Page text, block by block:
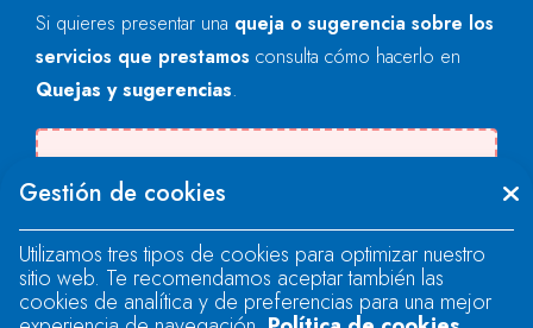
Si quieres presentar una queja o sugerencia sobre los
servicios que prestamos consulta cómo hacerlo en
Quejas y sugerencias.
"text" field.
There was an error when loading the
Gestión de cookies
Utilizamos tres tipos de cookies para optimizar nuestro
sitio web. Te recomendamos aceptar también las
cookies de analítica y de preferencias para una mejor